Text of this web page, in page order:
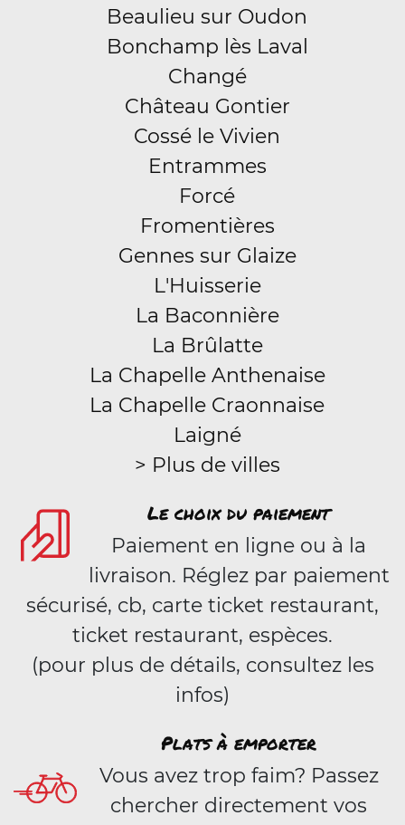
Beaulieu sur Oudon
Bonchamp lès Laval
Changé
Château Gontier
Cossé le Vivien
Entrammes
Forcé
Fromentières
Gennes sur Glaize
L'Huisserie
La Baconnière
La Brûlatte
La Chapelle Anthenaise
La Chapelle Craonnaise
Laigné
> Plus de villes
Le choix du paiement
Paiement en ligne ou à la
livraison. Réglez par paiement
sécurisé, cb, carte ticket restaurant,
ticket restaurant, espèces.
(pour plus de détails, consultez les
infos)
Plats à emporter
Vous avez trop faim? Passez
chercher directement vos